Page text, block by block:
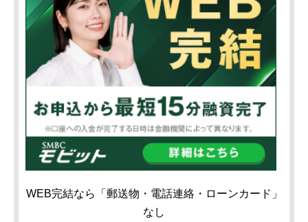
WEB完結なら「郵送物・電話連絡・ローンカード」
なし